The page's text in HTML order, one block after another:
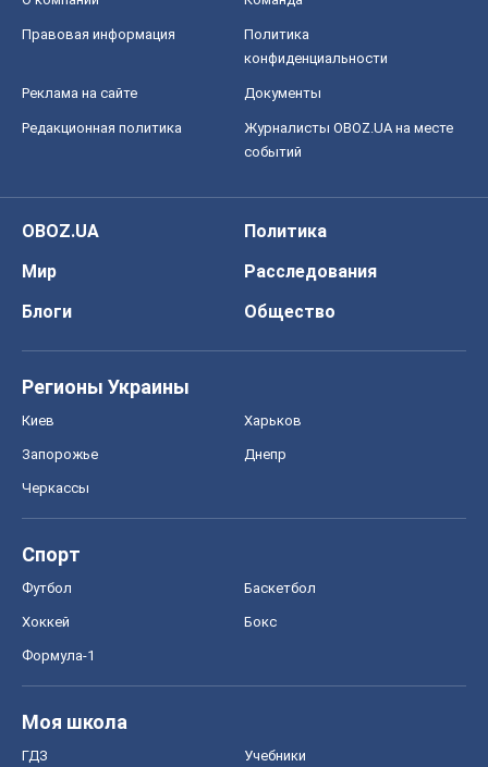
Правовая информация
Политика
конфиденциальности
Реклама на сайте Документы
Редакционная политика
Журналисты OBOZ.UA на месте
событий
OBOZ.UA
Политика
Мир
Расследования
Блоги
Общество
Регионы Украины
Киев Харьков
Запорожье Днепр
Черкассы
Спорт
Футбол Баскетбол
Хоккей Бокс
Формула-1
Моя школа
ГДЗ Учебники